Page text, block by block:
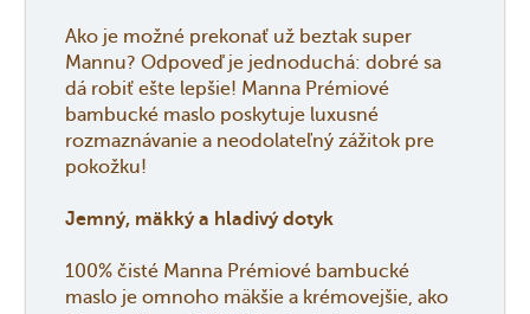
Ako je možné prekonať už beztak super
Mannu? Odpoveď je jednoduchá: dobré sa
dá robiť ešte lepšie! Manna Prémiové
bambucké maslo poskytuje luxusné
rozmaznávanie a neodolateľný zážitok pre
pokožku!
Jemný, mäkký a hladivý dotyk
100% čisté Manna Prémiové bambucké
maslo je omnoho mäkšie a krémovejšie, ako